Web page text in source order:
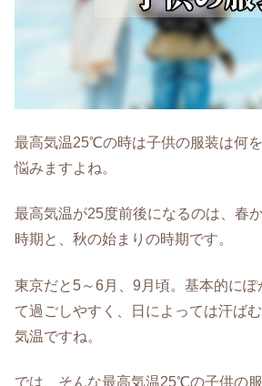
最高気温25℃の時は子供の服装は何
悩みますよね。
最高気温が25度前後になるのは、春
時期と、秋の始まりの時期です。
東京だと5～6月、9月頃。基本的にぽ
て過ごしやすく、日によっては汗ば
気温ですね。
では、そんな最高気温25℃の子供の